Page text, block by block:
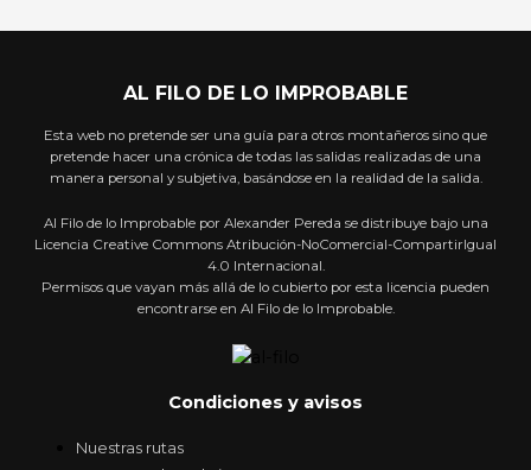
AL FILO DE LO IMPROBABLE
Esta web no pretende ser una guía para otros montañeros sino que
pretende hacer una crónica de todas las salidas realizadas de una
manera personal y subjetiva, basándose en la realidad de la salida.
Al Filo de lo Improbable por Alexander Pereda se distribuye bajo una
Licencia Creative Commons Atribución-NoComercial-CompartirIgual
4.0 Internacional.
Permisos que vayan más allá de lo cubierto por esta licencia pueden
encontrarse en Al Filo de lo Improbable.
Condiciones y avisos
Nuestras rutas